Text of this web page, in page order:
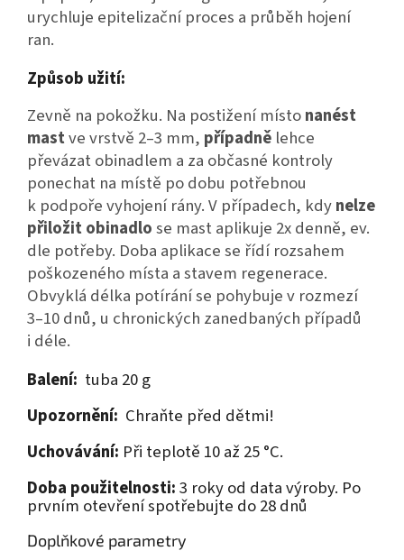
urychluje epitelizační proces a průběh hojení
ran.
Způsob užití:
Zevně na pokožku. Na postižení místonanést
mastve vrstvě 2–3 mm, případně lehce
převázat obinadlem a za občasné kontroly
ponechat na místě po dobu potřebnou
k podpoře vyhojení rány. V případech, kdynelze
přiložit obinadlose mast aplikuje 2x denně, ev.
dle potřeby. Doba aplikace se řídí rozsahem
poškozeného místa a stavem regenerace.
Obvyklá délka potírání se pohybuje v rozmezí
3–10 dnů, u chronických zanedbaných případů
i déle.
Balení: tuba 20 g
Upozornění: Chraňte před dětmi!
Uchovávání: Při teplotě 10 až 25 °C.
Doba použitelnosti:3 roky od data výroby. Po
prvním otevření spotřebujte do 28 dnů
Doplňkové parametry